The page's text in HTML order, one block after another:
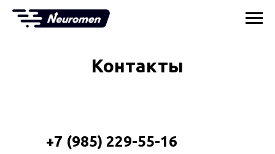
Контакты
+7 (985) 229-55-16